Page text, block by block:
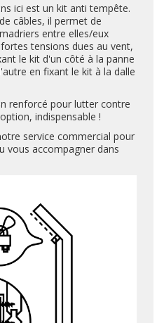
ici est un kit anti tempête.
câbles, il permet de
entre elles/eux
tensions dues au vent,
le kit d'un côté à la panne
en fixant le kit à la dalle
renforcé pour lutter contre
indispensable !
service commercial pour
vous accompagner dans